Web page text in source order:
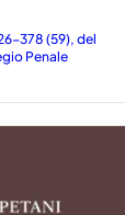
378 (59), del
Penale